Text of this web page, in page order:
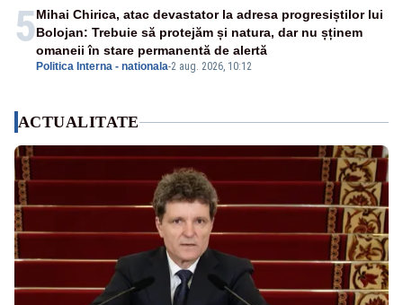
5
Politica Interna - nationala-2 aug. 2026, 10:12
Mihai Chirica, atac devastator la adresa progresiștilor lui
Bolojan: Trebuie să protejăm și natura, dar nu șținem
omaneii în stare permanentă de alertă
ACTUALITATE